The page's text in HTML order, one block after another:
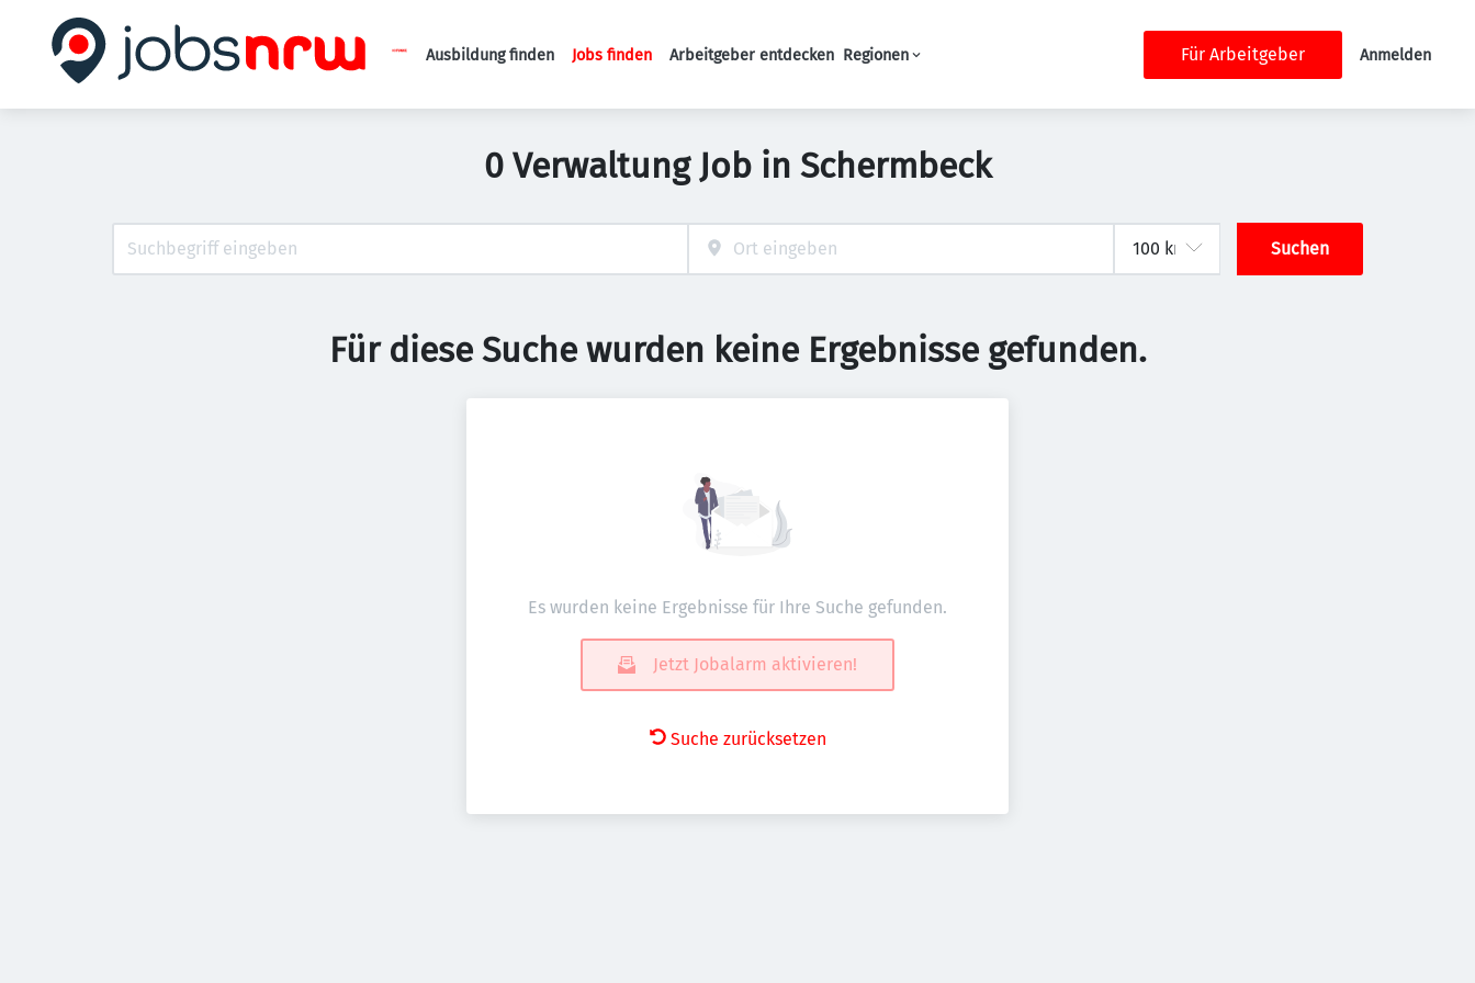
Haupt-Navigation
Ausbildung finden Jobs finden Arbeitgeber entdecken Regionen Für Arbeitgeber Anmelden
0 Verwaltung Job in Schermbeck
Suchen
Für diese Suche wurden keine Ergebnisse gefunden.
Es wurden keine Ergebnisse für Ihre Suche gefunden.
Jetzt Jobalarm aktivieren!
Suche zurücksetzen